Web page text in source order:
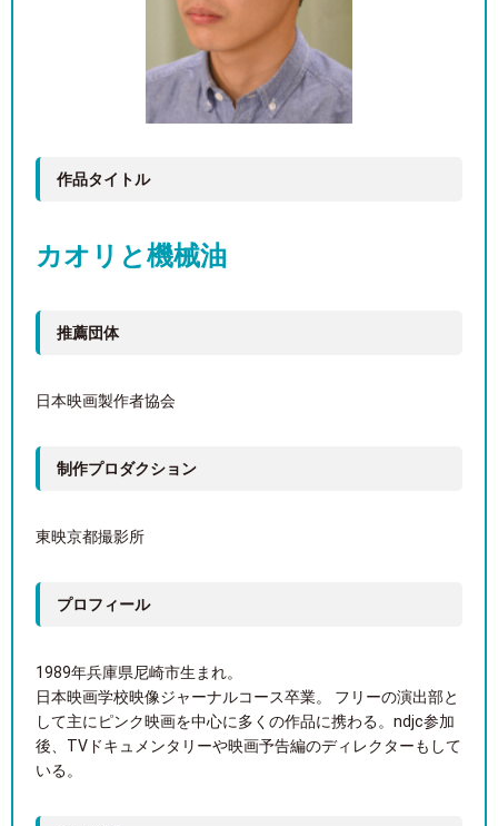
作品タイトル
カオリと機械油
推薦団体
日本映画製作者協会
制作プロダクション
東映京都撮影所
プロフィール
1989年兵庫県尼崎市生まれ。
日本映画学校映像ジャーナルコース卒業。 フリーの演出部と
して主にピンク映画を中心に多くの作品に携わる。ndjc参加
後、TVドキュメンタリーや映画予告編のディレクターもして
いる。